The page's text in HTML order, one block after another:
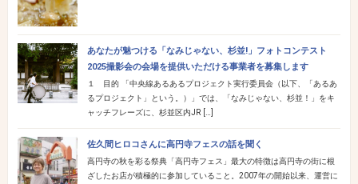
あなたが魅つける「なみじゃない、杉並!」フォトコンテスト
2025撮影会の会場を提供いただける事業者を募集します
１ 目的 「中央線あるあるプロジェクト実行委員会（以下、「あるあ
るプロジェクト」という。）」では、「なみじゃない、杉並！」をキ
ャッチフレーズに、杉並区内JR […]
佐久間ヒロコさんに高円寺フェスの話を聞く
高円寺の秋を彩る祭典「高円寺フェス」最大の特徴は高円寺の街に根
ざしたお店が積極的に参加していること。2007年の開始以来、運営に